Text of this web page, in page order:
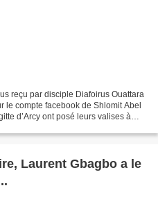
reçu par disciple Diafoirus Ouattara
le compte facebook de Shlomit Abel
d’Arcy ont posé leurs valises à
Laurent Gbagbo a le